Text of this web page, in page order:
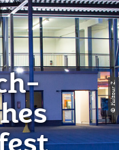
© Kultour Z.